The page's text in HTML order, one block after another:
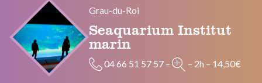
Grau-du-Roi
Seaquarium Institut
marin
04 66 51 57 57 – – 2h – 14,50€